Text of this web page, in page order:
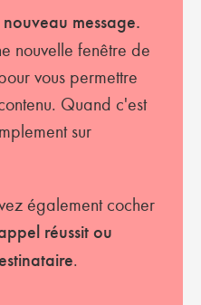
message.
nouvelle fenêtre de
vous permettre
Quand c'est
sur
également cocher
réussit ou
.